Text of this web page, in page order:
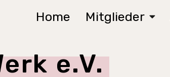
Home Mitglieder
e.V.